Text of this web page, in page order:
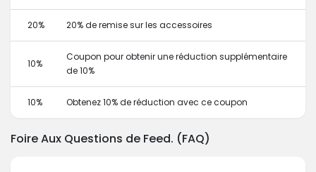
20% 20% de remise sur les accessoires
10%
Coupon pour obtenir une réduction supplémentaire
de 10%
10% Obtenez 10% de réduction avec ce coupon
Foire Aux Questions de Feed. (FAQ)